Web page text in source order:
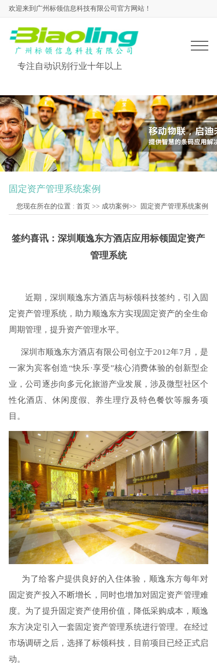
欢迎来到广州标领信息科技有限公司官方网站！
专注自动识别行业十年以上
固定资产管理系统案例
您现在所在的位置 :首页 >> 成功案例>> 固定资产管理系统案例
签约喜讯：深圳顺逸东方酒店应用标领固定资产
管理系统
近期，深圳顺逸东方酒店与标领科技签约，引入固
定资产管理系统，助力顺逸东方实现固定资产的全生命
周期管理，提升资产管理水平。
深圳市顺逸东方酒店有限公司创立于2012年7月，是
一家为宾客创造“快乐·享受”核心消费体验的创新型企
业，公司逐步向多元化旅游产业发展，涉及微型社区个
性化酒店、休闲度假、养生理疗及特色餐饮等服务项
目。
为了给客户提供良好的入住体验，顺逸东方每年对
固定资产投入不断增长，同时也增加对固定资产管理难
度。为了提升固定资产使用价值，降低采购成本，顺逸
东方决定引入一套固定资产管理系统进行管理。在经过
市场调研之后，选择了标领科技，目前项目已经正式启
动。